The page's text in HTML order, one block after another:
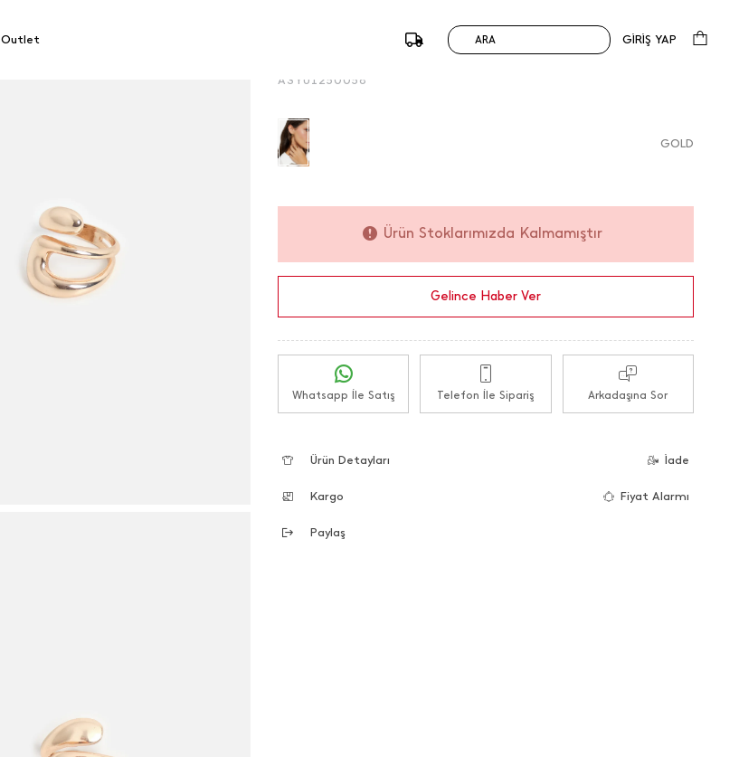
Outlet ARA GİRİŞ YAP
0 Değerlendirme
A3YU1250058
%0
GOLD
Ürün Stoklarımızda Kalmamıştır
Gelince Haber Ver
Whatsapp İle Satış Telefon İle Sipariş Arkadaşına Sor
Ürün Detayları İade
Kargo Fiyat Alarmı
Paylaş